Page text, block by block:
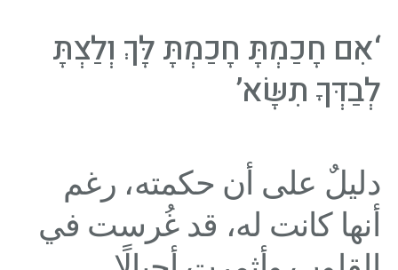
‘אִם חָכַמְתָּ חָכַמְתָּ לָּךְ וְלַצְתָּ
לְבַדְּךָ תִשָּׂא’
دليلٌ على أن حكمته، رغم
أنها كانت له، قد غُرست في